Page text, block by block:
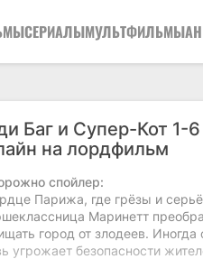
СЕРИАЛЫМУЛЬТФИЛЬМЫ
Баг и Супер-Кот 1-
на лордфильм
спойлер:
Парижа, где грёзы и
Маринетт
город от злодеев.
угрожает безопасности